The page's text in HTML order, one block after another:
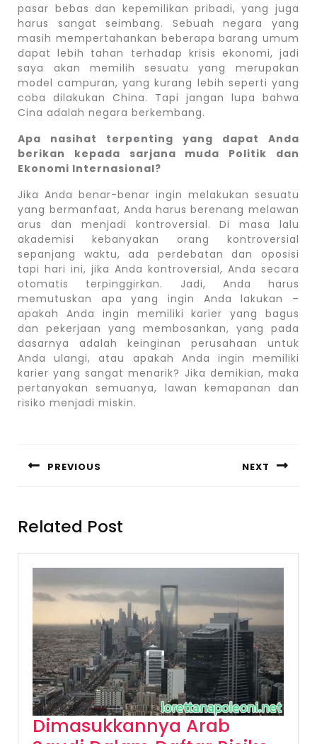
pasar bebas dan kepemilikan pribadi, yang juga
harus sangat seimbang. Sebuah negara yang
masih mempertahankan beberapa barang umum
dapat lebih tahan terhadap krisis ekonomi, jadi
saya akan memilih sesuatu yang merupakan
model campuran, yang kurang lebih seperti yang
coba dilakukan China. Tapi jangan lupa bahwa
Cina adalah negara berkembang.
Apa nasihat terpenting yang dapat Anda
berikan kepada sarjana muda Politik dan
Ekonomi Internasional?
Jika Anda benar-benar ingin melakukan sesuatu
yang bermanfaat, Anda harus berenang melawan
arus dan menjadi kontroversial. Di masa lalu
akademisi kebanyakan orang kontroversial
sepanjang waktu, ada perdebatan dan oposisi
tapi hari ini, jika Anda kontroversial, Anda secara
otomatis terpinggirkan. Jadi, Anda harus
memutuskan apa yang ingin Anda lakukan –
apakah Anda ingin memiliki karier yang bagus
dan pekerjaan yang membosankan, yang pada
dasarnya adalah keinginan perusahaan untuk
Anda ulangi, atau apakah Anda ingin memiliki
karier yang sangat menarik? Jika demikian, maka
pertanyakan semuanya, lawan kemapanan dan
risiko menjadi miskin.
PREVIOUS NEXT
Related Post
Dimasukkannya Arab